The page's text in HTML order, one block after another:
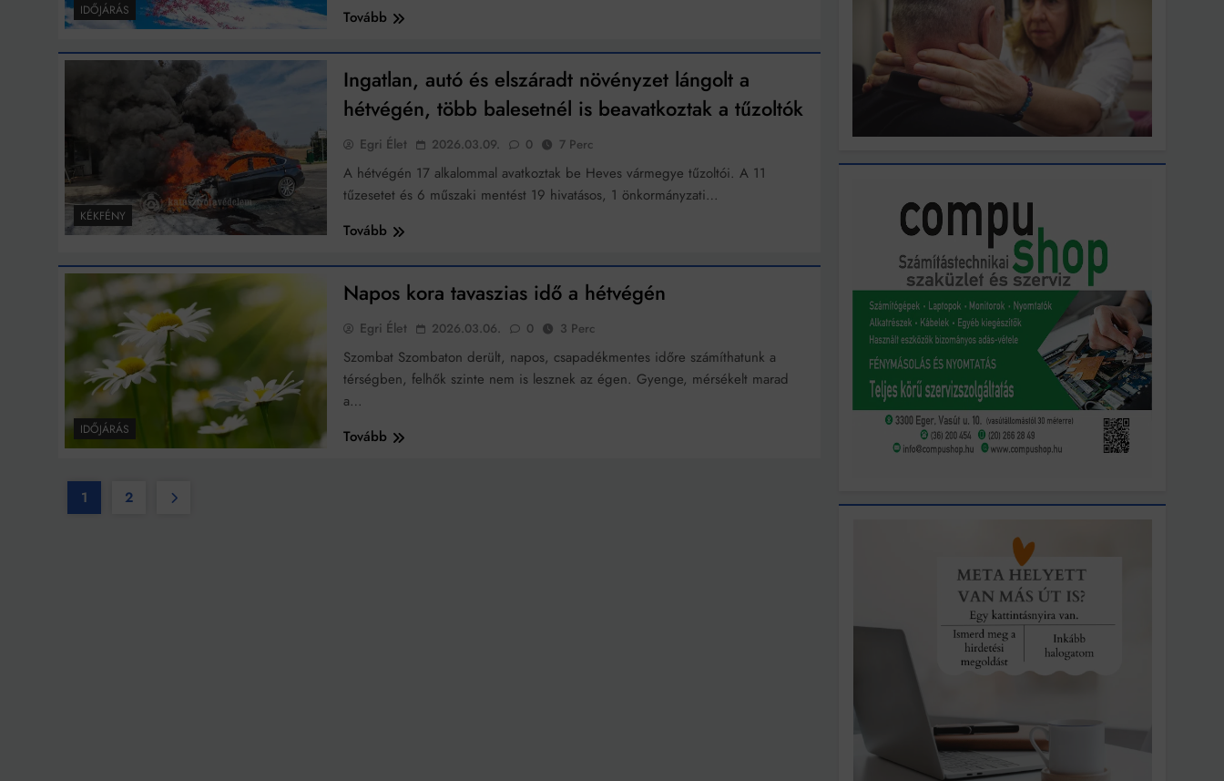
IDŐJÁRÁS
Tovább
KÉKFÉNY
Ingatlan, autó és elszáradt növényzet lángolt a
hétvégén, több balesetnél is beavatkoztak a tűzoltók
Egri Élet 2026.03.09. 0 7 Perc
A hétvégén 17 alkalommal avatkoztak be Heves vármegye tűzoltói. A 11
tűzesetet és 6 műszaki mentést 19 hivatásos, 1 önkormányzati…
Tovább
IDŐJÁRÁS
Napos kora tavaszias idő a hétvégén
Egri Élet 2026.03.06. 0 3 Perc
Szombat Szombaton derült, napos, csapadékmentes időre számíthatunk a
térségben, felhők szinte nem is lesznek az égen. Gyenge, mérsékelt marad
a…
Tovább
1 2